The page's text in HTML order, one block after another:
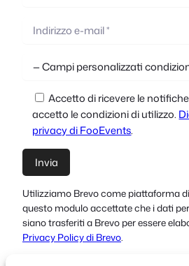
Accetto di ricevere le
accetto le condizioni di utilizzo.
privacy di FooEvents.
Utilizziamo Brevo come piattaforma
questo modulo accettate che i dati
siano trasferiti a Brevo per essere
Privacy Policy di Brevo.